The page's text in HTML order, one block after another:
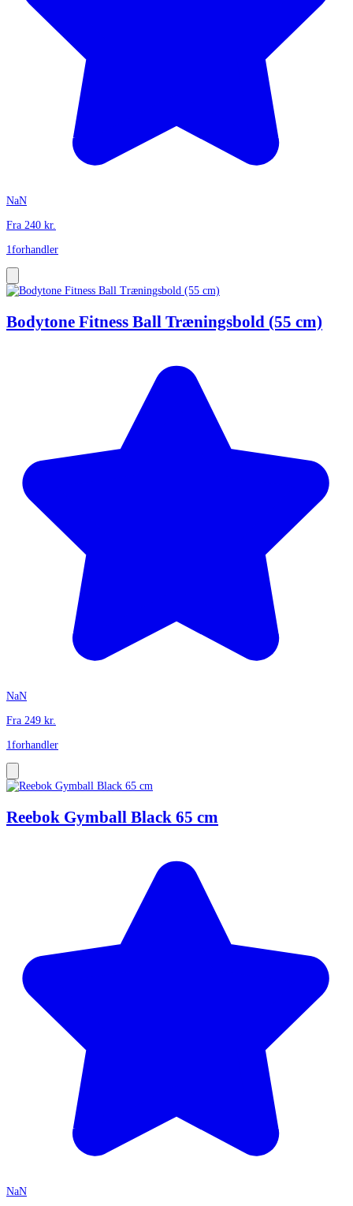
NaN
Fra 240 kr.
1forhandler
Bodytone Fitness Ball Træningsbold (55 cm)
NaN
Fra 249 kr.
1forhandler
Reebok Gymball Black 65 cm
NaN